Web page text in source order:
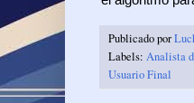
Publicado por
Labels: Analista
Usuario Final